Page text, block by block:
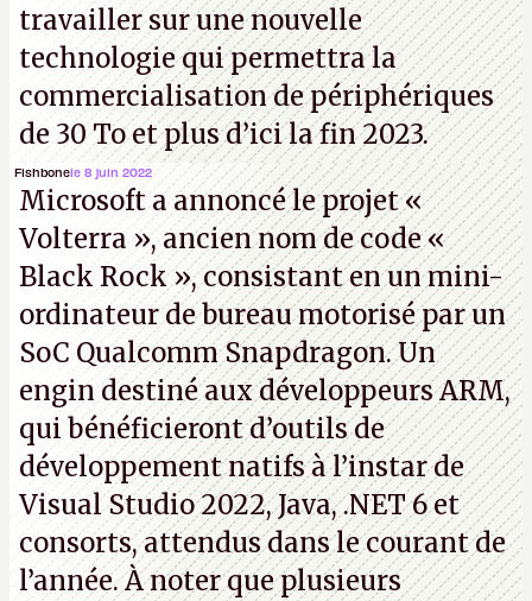
travailler sur une nouvelle
technologie qui permettra la
commercialisation de périphériques
de 30 To et plus d’ici la fin 2023.
Fishbonele 8 juin 2022
Microsoft a annoncé le projet «
Volterra », ancien nom de code «
Black Rock », consistant en un mini-
ordinateur de bureau motorisé par un
SoC Qualcomm Snapdragon. Un
engin destiné aux développeurs ARM,
qui bénéficieront d’outils de
développement natifs à l’instar de
Visual Studio 2022, Java, .NET 6 et
consorts, attendus dans le courant de
l’année. À noter que plusieurs